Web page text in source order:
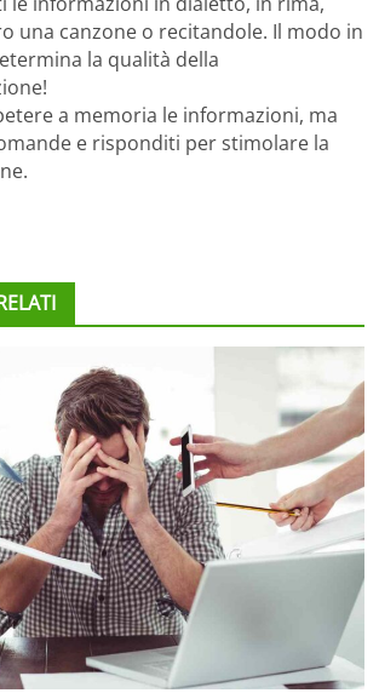
una canzone o recitandole. Il modo in
la qualità della
a memoria le informazioni, ma
e risponditi per stimolare la